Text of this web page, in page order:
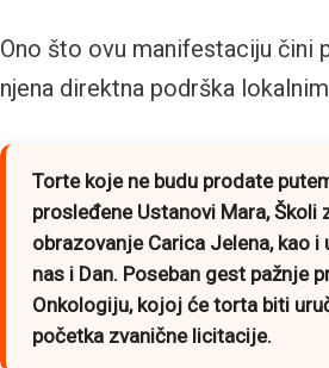
Ono što ovu manifestaciju čini
njena direktna podrška
Torte koje ne budu prodate
prosleđene Ustanovi Mara, Školi
obrazovanje Carica Jelena, kao i
nas i Dan. Poseban gest pažnje
Onkologiju, kojoj će torta biti
početka zvanične licitacije.